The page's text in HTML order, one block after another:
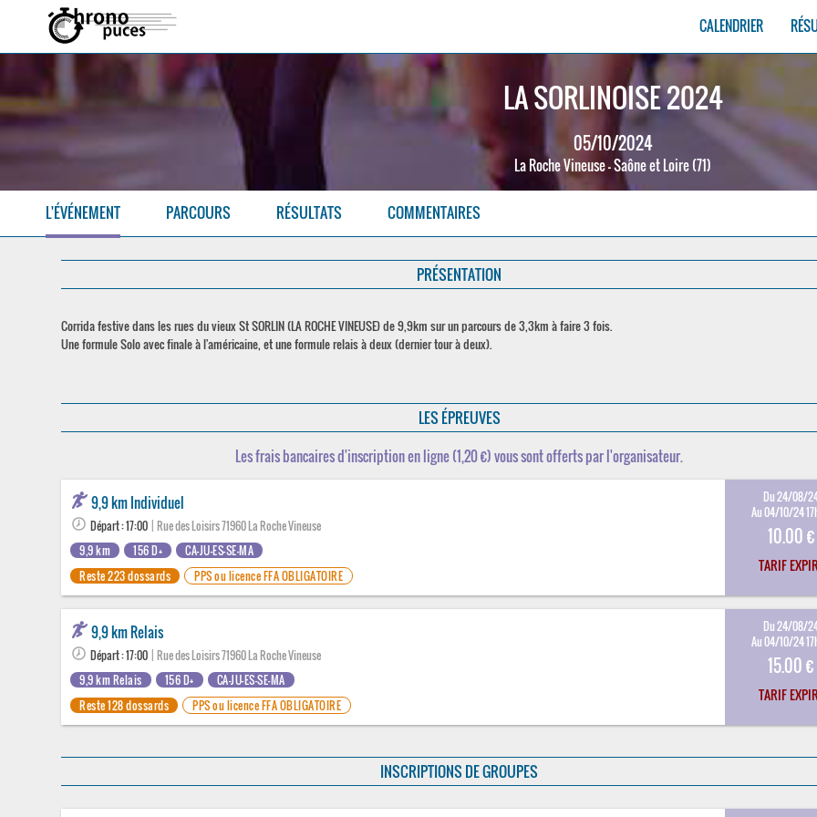
CALENDRIER
LA SORLINOISE 2024
05/10/2024
La Roche Vineuse - Saône et Loire (71)
L'ÉVÉNEMENT PARCOURS RÉSULTATS COMMENTAIRES
PRÉSENTATION
Corrida festive dans les rues du vieux St SORLIN (LA ROCHE VINEUSE) de 9,9km sur un parcours de 3,3km à faire 3 fois.
Une formule Solo avec finale à l'américaine, et une formule relais à deux (dernier tour à deux).
LES ÉPREUVES
Les frais bancaires d'inscription en ligne (1,20 €) vous sont offerts par l'organisateur.
9,9 km Individuel
Départ : 17:00 | Rue des Loisirs 71960 La Roche Vineuse
9,9 km
156 D+
CA-JU-ES-SE-MA
Reste 223 dossards
PPS ou licence FFA OBLIGATOIRE
Du 24/08/
Au 04/10/24
10.00 €
TARIF
9,9 km Relais
Départ : 17:00 | Rue des Loisirs 71960 La Roche Vineuse
9,9 km Relais
156 D+
CA-JU-ES-SE-MA
Reste 128 dossards
PPS ou licence FFA OBLIGATOIRE
Du 24/08/
Au 04/10/24
15.00 €
TARIF
INSCRIPTIONS DE GROUPES